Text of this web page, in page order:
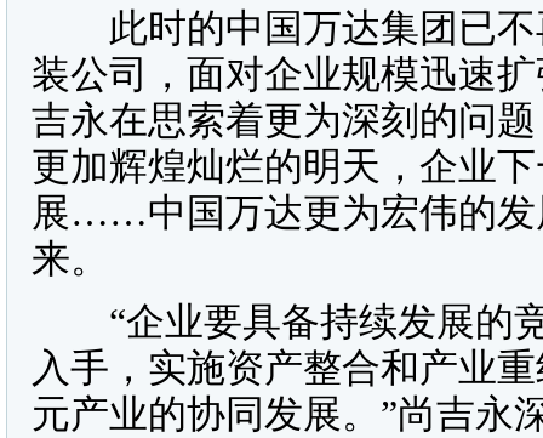
此时的中国万达集团已不
装公司，面对企业规模迅速
吉永在思索着更为深刻的问
更加辉煌灿烂的明天，企业
展……中国万达更为宏伟的发
来。
“企业要具备持续发展的竞
入手，实施资产整合和产业
元产业的协同发展。”尚吉永